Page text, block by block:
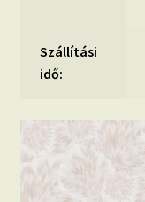
Szállítási
idő: